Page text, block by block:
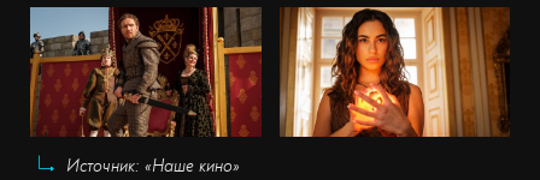
Источник: «Наше кино»